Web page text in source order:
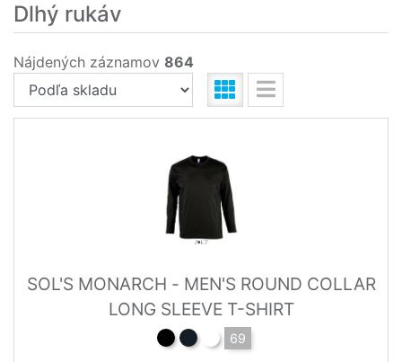
Dlhý rukáv
Nájdených záznamov 864
SOL'S MONARCH - MEN'S ROUND COLLAR
LONG SLEEVE T-SHIRT
69